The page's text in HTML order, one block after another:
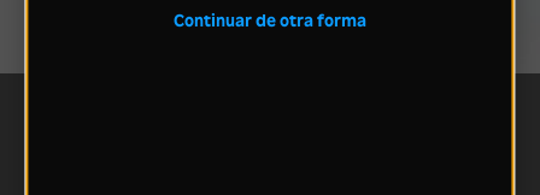
Continuar de otra forma